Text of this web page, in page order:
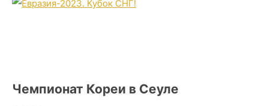
Чемпионат Кореи в Сеуле